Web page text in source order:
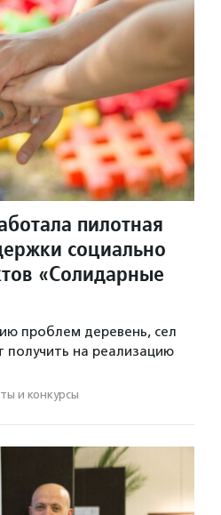
пилотная
социально
«Солидарные
проблем деревень, сел
получить на реализацию
и конкурсы